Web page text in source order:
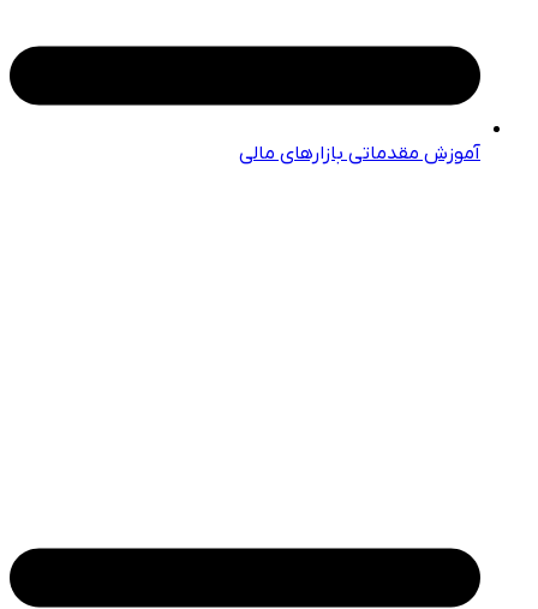
آموزش مقدماتی بازارهای مالی